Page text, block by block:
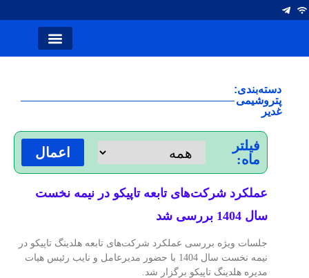
دسته‌بندی:
پتروشیمی
غدیر
فیلتر
ماه:
اعمال
عملکرد شرکت‌های تابعه تاپیکو در نیمه نخست
سال 1404 بررسی شد
جلسات ویژه بررسی عملکرد شرکت‌های تابعه هلدینگ تاپیکو در
نیمه نخست سال 1404 با حضور مدیرعامل و نایب رئیس هیات
مدیره هلدینگ تاپیکو برگزار شد.